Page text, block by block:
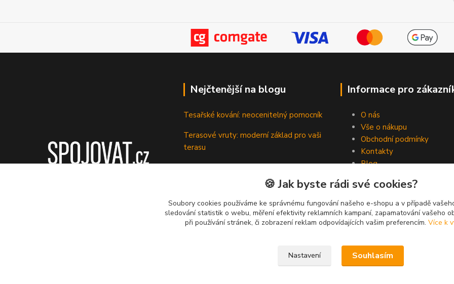
Nejčtenější na blogu
Tesařské kování: neocenitelný pomocník
Terasové vruty: moderní základ pro vaši
terasu
Informace pro
O nás
Vše o nákupu
Obchodní podmínky
Kontakty
Blog
🍪 Jak byste rádi své cookies?
Soubory cookies používáme ke správnému fungování našeho e-shopu a v případě
sledování statistik o webu, měření efektivity reklamních kampaní, zapamatování vašeho
při používání stránek, či zobrazení reklam odpovídajících vašim preferencím. Více k
Nastavení Souhlasím